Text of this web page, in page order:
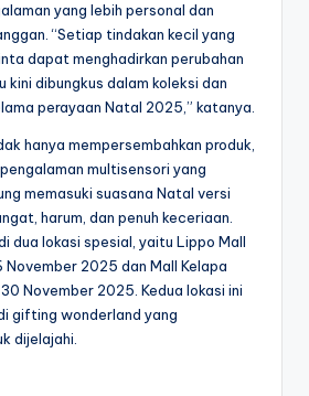
yang lebih personal dan
“Setiap tindakan kecil yang
dapat menghadirkan perubahan
kini dibungkus dalam koleksi dan
perayaan Natal 2025,” katanya.
hanya mempersembahkan produk,
multisensori yang
memasuki suasana Natal versi
harum, dan penuh keceriaan.
dua lokasi spesial, yaitu Lippo Mall
November 2025 dan Mall Kelapa
November 2025. Kedua lokasi ini
gifting wonderland yang
dijelajahi.